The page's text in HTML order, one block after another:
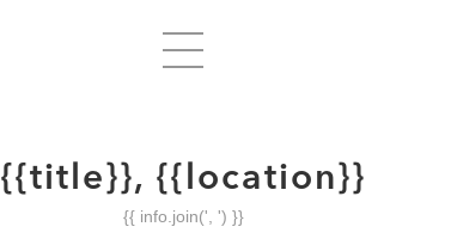
{{title}}, {{location}}
{{ info.join(', ') }}